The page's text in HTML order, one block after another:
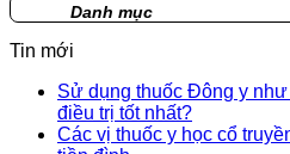
Danh mục
Tin mới
Sử dụng thuốc Đông y
điều trị tốt nhất?
Các vị thuốc y học cổ